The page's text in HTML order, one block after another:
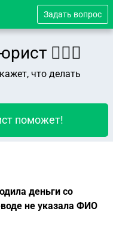
Задать вопрос
👨🏻‍⚖️
что делать
поможет!
деньги со
не указала ФИО